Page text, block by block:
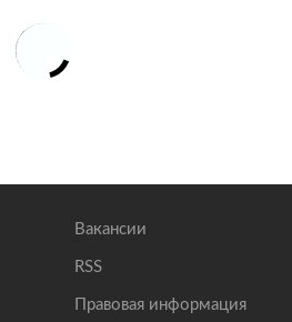
Вакансии
RSS
Правовая информация